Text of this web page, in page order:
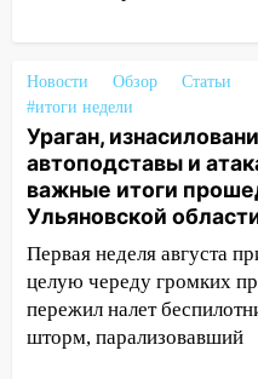
06:30
Какая
области днем 9
05:05 День, когда
измениться:
три знака получат
упустить
20:10 Во время
Волге
Новости Обзор
Статьи
#итоги недели
Ураган,
автоподставы и
важные итоги
Ульяновской
Первая неделя августа
целую череду громких
пережил налет
шторм, парализовавший